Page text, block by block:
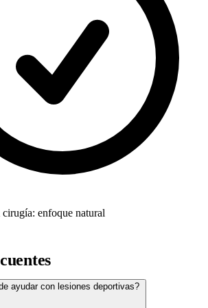
enfoque natural
ayudar con lesiones deportivas?